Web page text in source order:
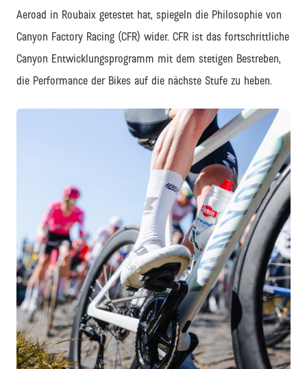
Aeroad in Roubaix getestet hat, spiegeln die Philosophie von
Canyon Factory Racing (CFR) wider. CFR ist das fortschrittliche
Canyon Entwicklungsprogramm mit dem stetigen Bestreben,
die Performance der Bikes auf die nächste Stufe zu heben.
JPG